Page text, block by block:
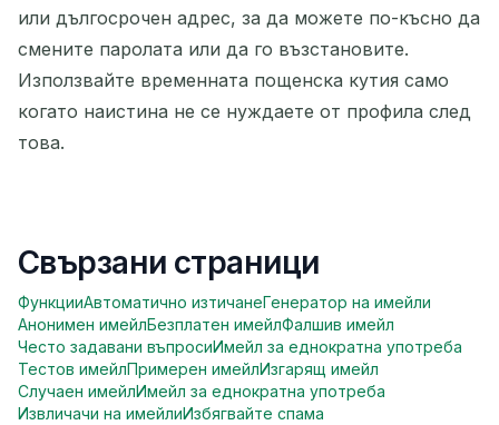
или дългосрочен адрес, за да можете по-късно да
смените паролата или да го възстановите.
Използвайте временната пощенска кутия само
когато наистина не се нуждаете от профила след
това.
Свързани страници
ФункцииАвтоматично изтичанеГенератор на имейли
Анонимен имейлБезплатен имейлФалшив имейл
Често задавани въпросиИмейл за еднократна употреба
Тестов имейлПримерен имейлИзгарящ имейл
Случаен имейлИмейл за еднократна употреба
Извличачи на имейлиИзбягвайте спама